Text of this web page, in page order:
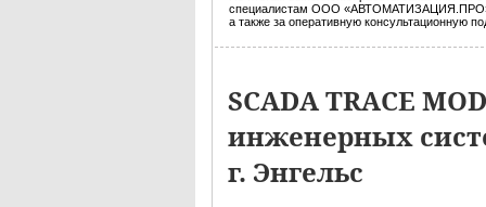
специалистам ООО «АВТОМАТИЗАЦИЯ.ПРО»
а также за оперативную консультационную
SCADA TRACE
инженерных
г. Энгельс